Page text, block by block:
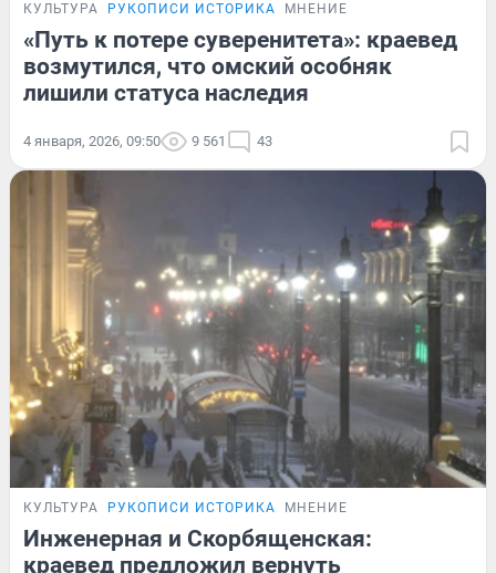
КУЛЬТУРА РУКОПИСИ ИСТОРИКА МНЕНИЕ
«Путь к потере суверенитета»: краевед
возмутился, что омский особняк
лишили статуса наследия
4 января, 2026, 09:50 9 561 43
КУЛЬТУРА РУКОПИСИ ИСТОРИКА МНЕНИЕ
Инженерная и Скорбященская:
краевед предложил вернуть